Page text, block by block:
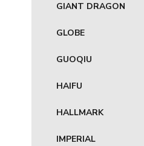
GIANT DRAGON
GLOBE
GUOQIU
HAIFU
HALLMARK
IMPERIAL